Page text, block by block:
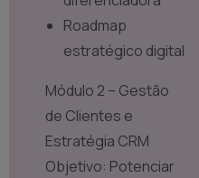
Roadmap
estratégico digital
Módulo 2 – Gestão
de Clientes e
Estratégia CRM
Objetivo: Potenciar